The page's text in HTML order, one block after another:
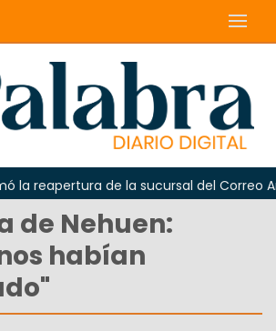
de la sucursal del Correo
de Nehuen:
habían